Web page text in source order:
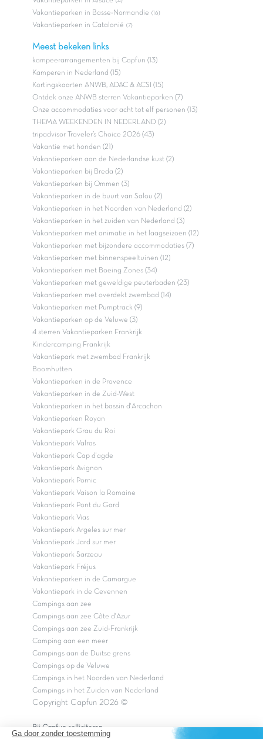
(4)
Vakantieparken in Basse-Normandie (16)
Vakantieparken in Catalonië (7)
Meest bekeken links
kampeerarrangementen bij Capfun (13)
Kamperen in Nederland (15)
Kortingskaarten ANWB, ADAC & ACSI (15)
Ontdek onze ANWB sterren Vakantieparken (7)
Onze accommodaties voor acht tot elf personen (13)
THEMA WEEKENDEN IN NEDERLAND (2)
tripadvisor Traveler’s Choice 2026 (43)
Vakantie met honden (21)
Vakantieparken aan de Nederlandse kust (2)
Vakantieparken bij Breda (2)
Vakantieparken bij Ommen (3)
Vakantieparken in de buurt van Salou (2)
Vakantieparken in het Noorden van Nederland (2)
Vakantieparken in het zuiden van Nederland (3)
Vakantieparken met animatie in het laagseizoen (12)
Vakantieparken met bijzondere accommodaties (7)
Vakantieparken met binnenspeeltuinen (12)
Vakantieparken met Boeing Zones (34)
Vakantieparken met geweldige peuterbaden (23)
Vakantieparken met overdekt zwembad (14)
Vakantieparken met Pumptrack (9)
Vakantieparken op de Veluwe (3)
4 sterren Vakantieparken Frankrijk
Kindercamping Frankrijk
Vakantiepark met zwembad Frankrijk
Boomhutten
Vakantieparken in de Provence
Vakantieparken in de Zuid-West
Vakantieparken in het bassin d'Arcachon
Vakantieparken Royan
Vakantiepark Grau du Roi
Vakantiepark Valras
Vakantiepark Cap d'agde
Vakantiepark Avignon
Vakantiepark Pornic
Vakantiepark Vaison la Romaine
Vakantiepark Pont du Gard
Vakantiepark Vias
Vakantiepark Argeles sur mer
Vakantiepark Jard sur mer
Vakantiepark Sarzeau
Vakantiepark Fréjus
Vakantieparken in de Camargue
Vakantiepark in de Cevennen
Campings aan zee
Campings aan zee Côte d'Azur
Campings aan zee Zuid-Frankrijk
Camping aan een meer
Campings aan de Duitse grens
Campings op de Veluwe
Campings in het Noorden van Nederland
Campings in het Zuiden van Nederland
Copyright Capfun 2026 ©
Bij Capfun solliciteren